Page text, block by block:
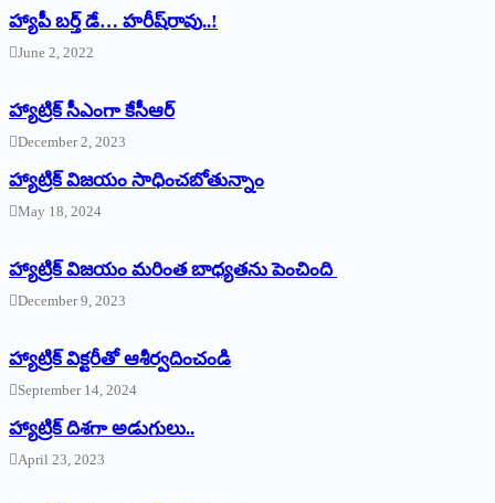
హ్యాపీ బర్త్ ‌డే… హరీష్‌రావు..!
June 2, 2022
హ్యాట్రిక్‌ ‌సీఎంగా కేసీఆర్‌
December 2, 2023
హ్యాట్రిక్‌ విజయం సాధించబోతున్నాం
May 18, 2024
హ్యాట్రిక్ విజయం మరింత బాధ్యతను పెంచింది
December 9, 2023
హ్యాట్రిక్‌ ‌విక్టరీతో ఆశీర్వదించండి
September 14, 2024
‌హ్యాట్రిక్‌ ‌దిశగా అడుగులు..
April 23, 2023